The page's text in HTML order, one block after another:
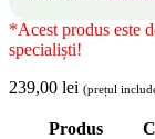
*Acest produs este
specialiști!
239,00 lei (prețul
Produs